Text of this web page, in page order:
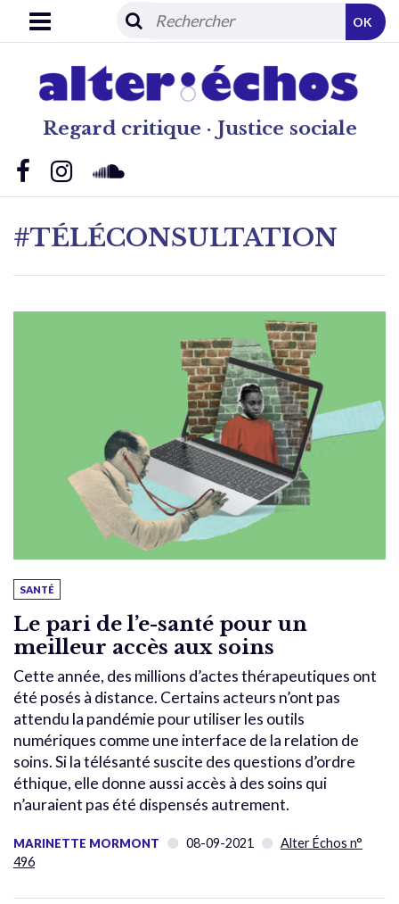
Regard critique · Justice sociale
OK
#TÉLÉCONSULTATION
SANTÉ
Le pari de l’e-santé pour un
meilleur accès aux soins
Cette année, des millions d’actes thérapeutiques ont
été posés à distance. Certains acteurs n’ont pas
attendu la pandémie pour utiliser les outils
numériques comme une interface de la relation de
soins. Si la télésanté suscite des questions d’ordre
éthique, elle donne aussi accès à des soins qui
n’auraient pas été dispensés autrement.
MARINETTE MORMONT 08-09-2021
Alter Échos n°
496